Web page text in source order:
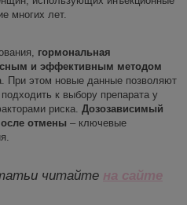
многих лет.
гормональная
и эффективным методом
При этом новые данные позволяют
к выбору препарата у
риска. Дозозависимый
отмены – ключевые
читайте на сайте